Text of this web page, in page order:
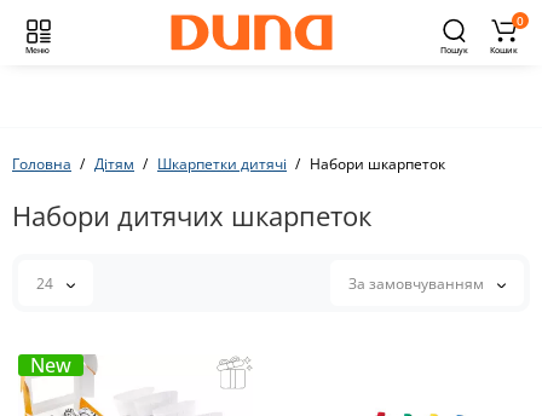
Меню Пошук
0
Кошик
Головна Дітям Шкарпетки дитячі Набори шкарпеток
Набори дитячих шкарпеток
24 За замовчуванням
New